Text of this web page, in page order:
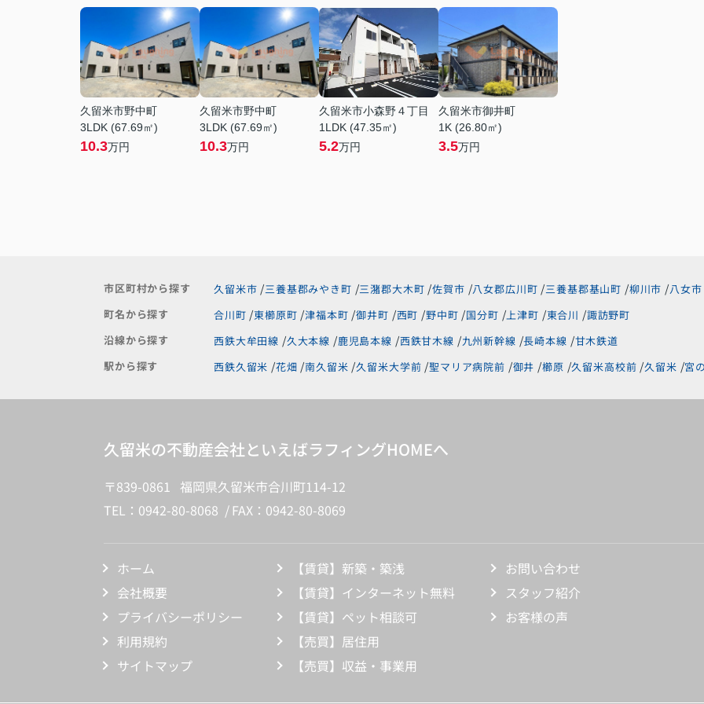
久留米市野中町
3LDK (67.69㎡)
10.3万円
久留米市野中町
3LDK (67.69㎡)
10.3万円
久留米市小森野４丁目
1LDK (47.35㎡)
5.2万円
久留米市御井町
1K (26.80㎡)
3.5万円
市区町村から探す 久留米市 三養基郡みやき町 三潴郡大木町 佐賀市 八女郡広川町 三養基郡基山町 柳川市
八女市
町名から探す
合川町 東櫛原町 津福本町 御井町 西町 野中町 国分町 上津町 東合川
諏訪野町
沿線から探す
西鉄大牟田線 久大本線 鹿児島本線 西鉄甘木線 九州新幹線 長崎本線 甘木鉄道
駅から探す
西鉄久留米 花畑 南久留米 久留米大学前 聖マリア病院前 御井 櫛原 久留米高校前 久留米 宮
久留米の不動産会社といえばラフィングHOMEへ
〒839-0861 福岡県久留米市合川町114-12
TEL：0942-80-8068
FAX：0942-80-8069
ホーム
会社概要
プライバシーポリシー
利用規約
サイトマップ
【賃貸】新築・築浅
【賃貸】インターネット無料
【賃貸】ペット相談可
【売買】居住用
【売買】収益・事業用
お問い合わせ
スタッフ紹介
お客様の声